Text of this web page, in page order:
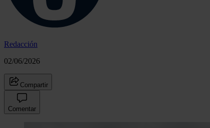
Redacción
02/06/2026
Compartir
Comentar